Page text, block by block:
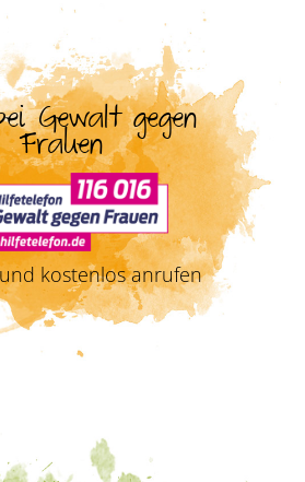
Gewalt gegen
Frauen
kostenlos anrufen